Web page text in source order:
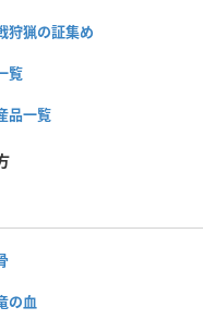
狩猟の証集め
覧
品一覧
の血